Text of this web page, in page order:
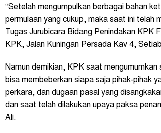
“Setelah mengumpulkan berbagai bahan
permulaan yang cukup, maka saat ini telah
Tugas Jurubicara Bidang Penindakan
KPK, Jalan Kuningan Persada Kav 4,
Namun demikian, KPK saat
bisa membeberkan siapa saja pihak-pihak
perkara, dan dugaan pasal yang
dan saat telah dilakukan upaya paksa
Ali.